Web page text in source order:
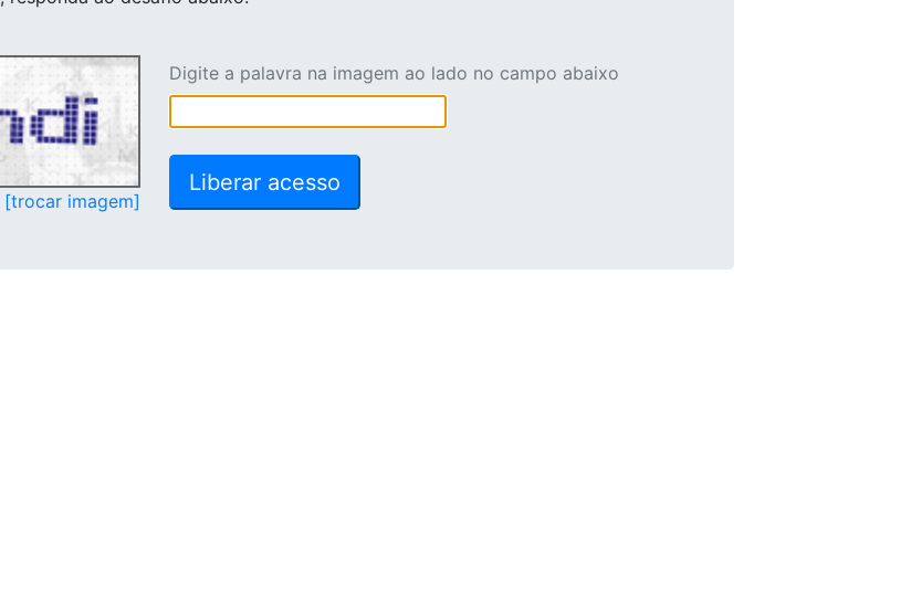
[trocar imagem]
Digite a palavra na imagem ao lado no campo abaixo